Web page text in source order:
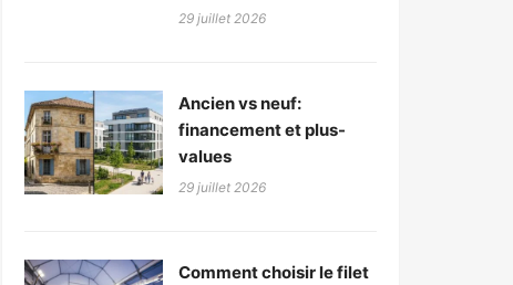
29 juillet 2026
Ancien vs neuf:
financement et plus-
values
29 juillet 2026
Comment choisir le filet